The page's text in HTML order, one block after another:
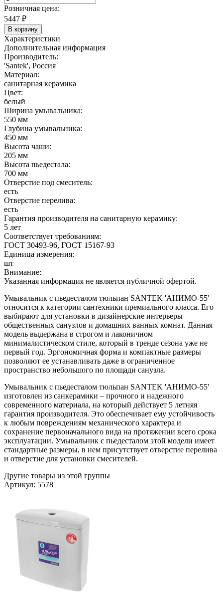
Розничная цена:
5447 ₽
В корзину
Характеристики
Дополнительная информация
Производитель:
'Santek', Россия
Материал:
санитарная керамика
Цвет:
белый
Ширина умывальника:
550 мм
Глубина умывальника:
450 мм
Высота чаши:
205 мм
Высота пьедестала:
700 мм
Отверстие под смеситель:
есть
Отверстие перелива:
есть
Гарантия производителя на санитарную керамику:
5 лет
Соответствует требованиям:
ГОСТ 30493-96, ГОСТ 15167-93
Единица измерения:
шт
Внимание:
Указанная информация не является публичной офертой.
Умывальник с пьедесталом тюльпан SANTEK 'АНИМО-55'
относится к категории сантехники премиального класса. Его
выбирают для установки в дизайнерские интерьеры
общественных санузлов и домашних ванных комнат. Данная
модель выдержана в строгом и лаконичном
минималистическом стиле, который в тренде сезона уже не
первый год. Эргономичная форма и компактные размеры
позволяют ее устанавливать даже в ограниченное
пространство небольшого по площади санузла.
Умывальник с пьедесталом тюльпан SANTEK 'АНИМО-55'
изготовлен из санкерамики – прочного и надежного
современного материала, на который действует 5 летняя
гарантия производителя. Это обеспечивает ему устойчивость
к любым повреждениям механического характера и
сохранение первоначального вида на протяжении всего срока
эксплуатации. Умывальник с пьедесталом этой модели имеет
стандартные размеры, в нем присутствует отверстие перелива
и отверстие для установки смесителей.
Другие товары из этой группы
Артикул: 5578